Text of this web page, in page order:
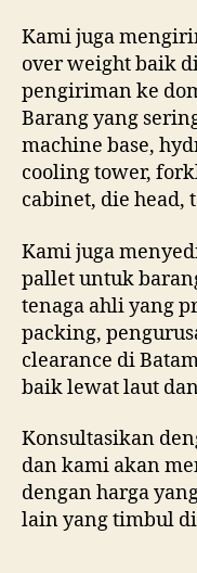
Kami juga
over weight baik
pengiriman ke
Barang yang
machine base,
cooling tower,
cabinet, die head,
Kami juga
pallet untuk
tenaga ahli yang
packing,
clearance di
baik lewat laut
Konsultasikan
dan kami akan
dengan harga
lain yang timbul